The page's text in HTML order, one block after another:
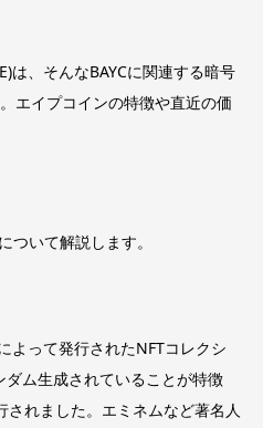
は、そんなBAYCに関連する暗号
エイプコインの特徴や直近の価
ついて解説します。
よって発行されたNFTコレクシ
ム生成されていることが特徴
れました。エミネムなど著名人